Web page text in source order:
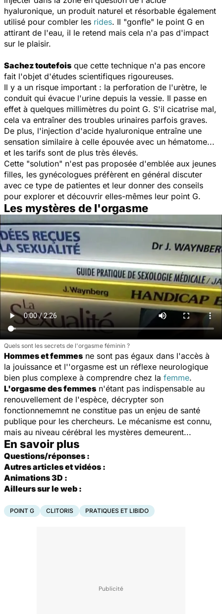
hyaluronique, un produit naturel et résorbable également
utilisé pour combler les rides. Il "gonfle" le point G en
attirant de l'eau, il le retend mais cela n'a pas d'impact
sur le plaisir.
Sachez toutefois que cette technique n'a pas encore
fait l'objet d'études scientifiques rigoureuses.
Il y a un risque important : la perforation de l'urètre, le
conduit qui évacue l'urine depuis la vessie. Il passe en
effet à quelques millimètres du point G. S'il cicatrise mal,
cela va entraîner des troubles urinaires parfois graves.
De plus, l'injection d'acide hyaluronique entraîne une
sensation similaire à celle épouvée avec un hématome...
et les tarifs sont de plus très élevés.
Cette "solution" n'est pas proposée d'emblée aux jeunes
filles, les gynécologues préfèrent en général discuter
avec ce type de patientes et leur donner des conseils
pour explorer et découvrir elles-mêmes leur point G.
Les mystères de l'orgasme
Quels sont les secrets de l'orgasme féminin ?
Hommes et femmes ne sont pas égaux dans l'accès à
la jouissance et l''orgasme est un réflexe neurologique
bien plus complexe à comprendre chez la femme.
L'orgasme des femmes n'étant pas indispensable au
renouvellement de l'espèce, décrypter son
fonctionnememnt ne constitue pas un enjeu de santé
publique pour les chercheurs. Le mécanisme est connu,
mais au niveau cérébral les mystères demeurent...
En savoir plus
Questions/réponses :
Autres articles et vidéos :
Animations 3D :
Ailleurs sur le web :
POINT G CLITORIS PRATIQUES ET LIBIDO